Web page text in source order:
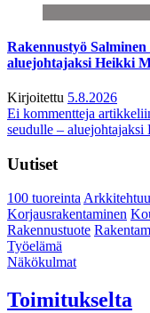
Rakennustyö
aluejohtajaksi Heikki
Kirjoitettu 5.8.2026
Ei kommentteja
seudulle –
Uutiset
100 tuoreinta
Korjausrakentaminen
Rakennustuote
Työelämä
Näkökulmat
Toimitukselta